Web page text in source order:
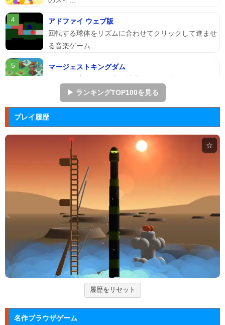
アドファイ ウェブ版
回転する球体をリズムに合わせてクリックして進ませ
る音楽ゲーム...
マージェストキングダム
ションゲーム...
ジュエルカラーリング
ーム。
ぷよぷよ
落ちものパズルで有名な「ぷよぷよ」のブラウザゲー
Arkanoid
タイトーが開発したアーケードゲーム「アルカノイ
ド」の無料ゲー...
ズーキーパー2
動物たちを3匹以上にして捕まえていくパズルゲー
ム。
脳が⑨になるチルノの算数トレー...
東方の人気キャラクター「チルノ」が算数にチャレン
ジする脳トレ...
▶ ランキングTOP100を見る
プレイ履歴
☆
履歴をリセット
名作ブラウザゲーム